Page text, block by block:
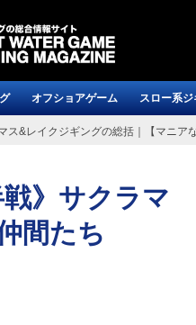
オフショアゲーム スロー系
&レイクジギングの総括｜【マニア
》サクラマ
間たち